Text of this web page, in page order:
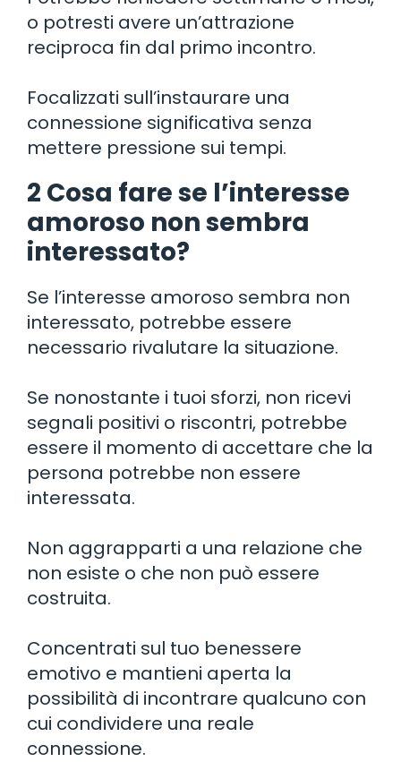
o potresti avere un’attrazione
reciproca fin dal primo incontro.
Focalizzati sull’instaurare una
connessione significativa senza
mettere pressione sui tempi.
2 Cosa fare se l’interesse
amoroso non sembra
interessato?
Se l’interesse amoroso sembra non
interessato, potrebbe essere
necessario rivalutare la situazione.
Se nonostante i tuoi sforzi, non ricevi
segnali positivi o riscontri, potrebbe
essere il momento di accettare che la
persona potrebbe non essere
interessata.
Non aggrapparti a una relazione che
non esiste o che non può essere
costruita.
Concentrati sul tuo benessere
emotivo e mantieni aperta la
possibilità di incontrare qualcuno con
cui condividere una reale
connessione.